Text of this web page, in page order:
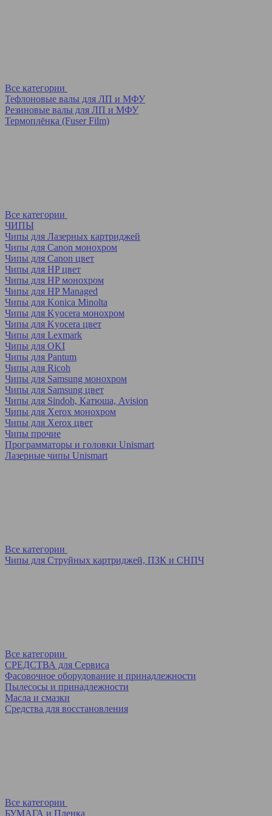
Все категории
Тефлоновые валы для ЛП и МФУ
Резиновые валы для ЛП и МФУ
Термоплёнка (Fuser Film)
Все категории
ЧИПЫ
Чипы для Лазерных картриджей
Чипы для Canon монохром
Чипы для Canon цвет
Чипы для HP цвет
Чипы для HP монохром
Чипы для HP Managed
Чипы для Konica Minolta
Чипы для Kyocera монохром
Чипы для Kyocera цвет
Чипы для Lexmark
Чипы для OKI
Чипы для Pantum
Чипы для Ricoh
Чипы для Samsung монохром
Чипы для Samsung цвет
Чипы для Sindoh, Катюша, Avision
Чипы для Xerox монохром
Чипы для Xerox цвет
Чипы прочие
Программаторы и головки Unismart
Лазерные чипы Unismart
Все категории
Чипы для Струйных картриджей, ПЗК и СНПЧ
Все категории
СРЕДСТВА для Сервиса
Фасовочное оборудование и принадлежности
Пылесосы и принадлежности
Масла и смазки
Средства для восстановления
Все категории
БУМАГА и Пленка